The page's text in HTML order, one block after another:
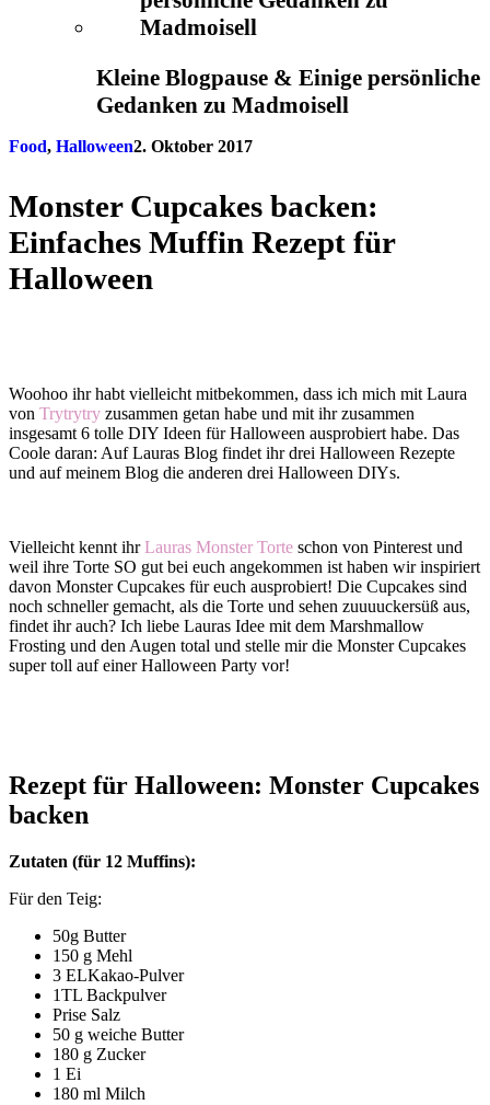
Kleine Blogpause & Einige persönliche
Gedanken zu Madmoisell
Food, Halloween2. Oktober 2017
Monster Cupcakes backen:
Einfaches Muffin Rezept für
Halloween
Woohoo ihr habt vielleicht mitbekommen, dass ich mich mit Laura
von Trytrytry zusammen getan habe und mit ihr zusammen
insgesamt 6 tolle DIY Ideen für Halloween ausprobiert habe. Das
Coole daran: Auf Lauras Blog findet ihr drei Halloween Rezepte
und auf meinem Blog die anderen drei Halloween DIYs.
Vielleicht kennt ihrLauras Monster Torte schon von Pinterest und
weil ihre Torte SO gut bei euch angekommen ist haben wir inspiriert
davon Monster Cupcakes für euch ausprobiert! Die Cupcakes sind
noch schneller gemacht, als die Torte und sehen zuuuuckersüß aus,
findet ihr auch? Ich liebe Lauras Idee mit dem Marshmallow
Frosting und den Augen total und stelle mir die Monster Cupcakes
super toll auf einer Halloween Party vor!
Rezept für Halloween: Monster Cupcakes
backen
Zutaten (für 12 Muffins):
Für den Teig:
50g Butter
150 g Mehl
3 ELKakao-Pulver
1TL Backpulver
Prise Salz
50 g weiche Butter
180 g Zucker
1 Ei
180 ml Milch